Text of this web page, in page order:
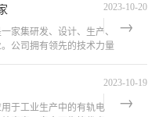
2023-10-20
家集研发、设计、生产、
公司拥有领先的技术力量
2023-10-19
于工业生产中的有轨电